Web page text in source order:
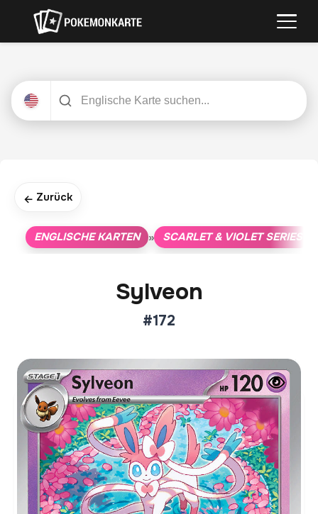
← Zurück
ENGLISCHE KARTEN » SCARLET & VIOLET SERIES
Sylveon
#172
Aktueller Marktpreis
€3,42
Holofoil